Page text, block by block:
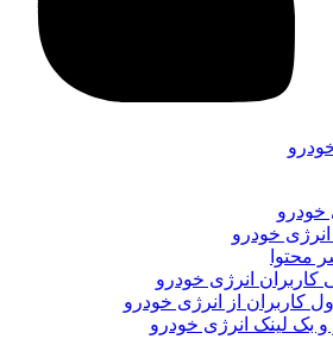
خودرو
انرژی خودرو
محتوا
انرژی خودرو
کاربران از انرژی خودرو
و بک لینک انرژی خودرو